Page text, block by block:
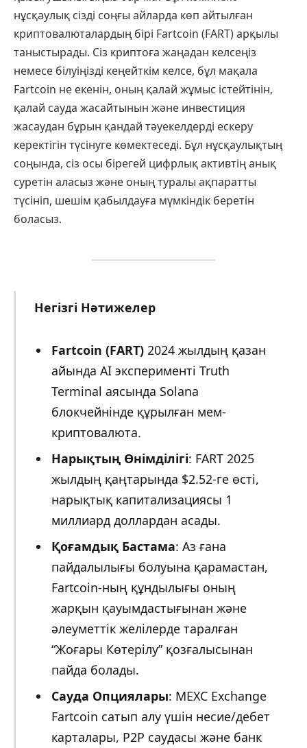
нұсқаулық сізді соңғы айларда көп айтылған
криптовалюталардың бірі Fartcoin (FART) арқылы
таныстырады. Сіз криптоға жаңадан келсеңіз
немесе білуіңізді кеңейткім келсе, бұл мақала
Fartcoin не екенін, оның қалай жұмыс істейтінін,
қалай сауда жасайтынын және инвестиция
жасаудан бұрын қандай тәуекелдерді ескеру
керектігін түсінуге көмектеседі. Бұл нұсқаулықтың
соңында, сіз осы бірегей цифрлық активтің анық
суретін аласыз және оның туралы ақпаратты
түсініп, шешім қабылдауға мүмкіндік беретін
боласыз.
Негізгі Нәтижелер
Fartcoin (FART)2024 жылдың қазан
айында AI эксперименті Truth
Terminal аясында Solana
блокчейнінде құрылған мем-
криптовалюта.
Нарықтың Өнімділігі: FART 2025
жылдың қаңтарында $2.52-ге өсті,
нарықтық капитализациясы 1
миллиард доллардан асады.
Қоғамдық Бастама: Аз ғана
пайдалылығы болуына қарамастан,
Fartcoin-ның құндылығы оның
жарқын қауымдастығынан және
әлеуметтік желілерде таралған
“Жоғары Көтерілу” қозғалысынан
пайда болады.
Сауда Опциялары: MEXC Exchange
Fartcoin сатып алу үшін несие/дебет
карталары, P2P саудасы және банк